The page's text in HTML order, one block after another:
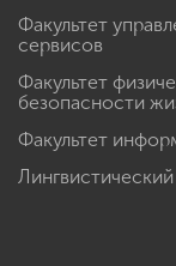
Факультет
сервисов
Факультет
безопасности
Факультет
Лингвистический